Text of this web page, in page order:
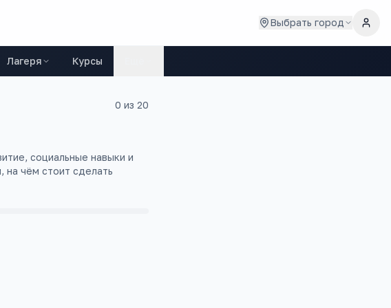
Выбрать город
Лагеря Курсы
0 из 20
социальные навыки и
на чём стоит сделать